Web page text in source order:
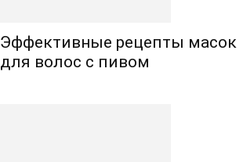
Эффективные рецепты масок
для волос с пивом